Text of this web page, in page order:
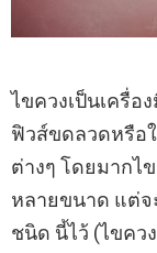
ไขควงเป็นเครื่อ
ฟิวส์ขดลวดหรือ
ต่างๆ โดยมากไ
หลายขนาด แต่จ
ชนิด นี้ไว้ (ไขคว